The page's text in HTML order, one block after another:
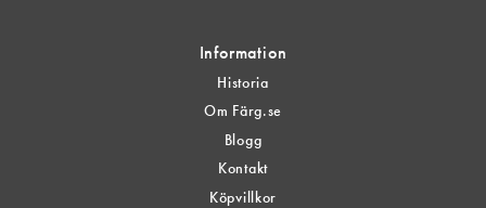
Information
Historia
Om Färg.se
Blogg
Kontakt
Köpvillkor